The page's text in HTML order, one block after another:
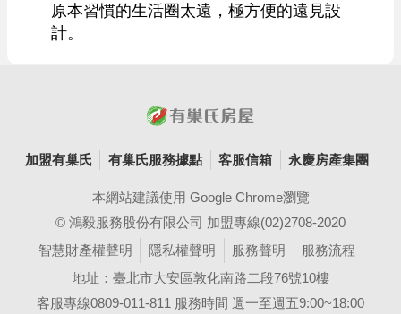
原本習慣的生活圈太遠，極方便的遠見設
計。
加盟有巢氏 有巢氏服務據點 客服信箱 永慶房產集團
本網站建議使用 Google Chrome瀏覽
© 鴻毅服務股份有限公司 加盟專線(02)2708-2020
智慧財產權聲明
隱私權聲明 服務聲明
服務流程
地址：臺北市大安區敦化南路二段76號10樓
客服專線0809-011-811 服務時間 週一至週五9:00~18:00